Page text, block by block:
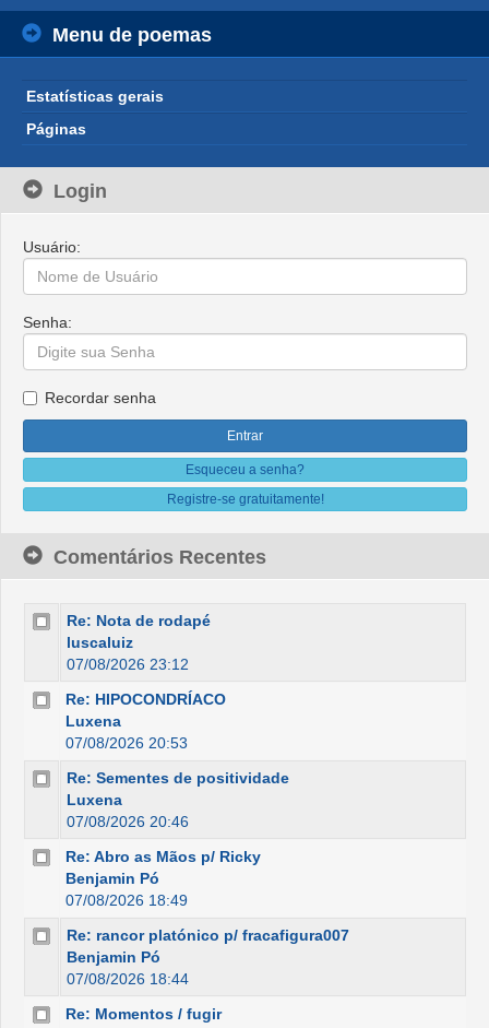
Menu de poemas
Estatísticas gerais
Páginas
Login
Usuário:
Senha:
Recordar senha
Esqueceu a senha?
Registre-se gratuitamente!
Comentários Recentes
Re: Nota de rodapé
luscaluiz
07/08/2026 23:12
Re: HIPOCONDRÍACO
Luxena
07/08/2026 20:53
Re: Sementes de positividade
Luxena
07/08/2026 20:46
Re: Abro as Mãos p/ Ricky
Benjamin Pó
07/08/2026 18:49
Re: rancor platónico p/ fracafigura007
Benjamin Pó
07/08/2026 18:44
Re: Momentos / fugir